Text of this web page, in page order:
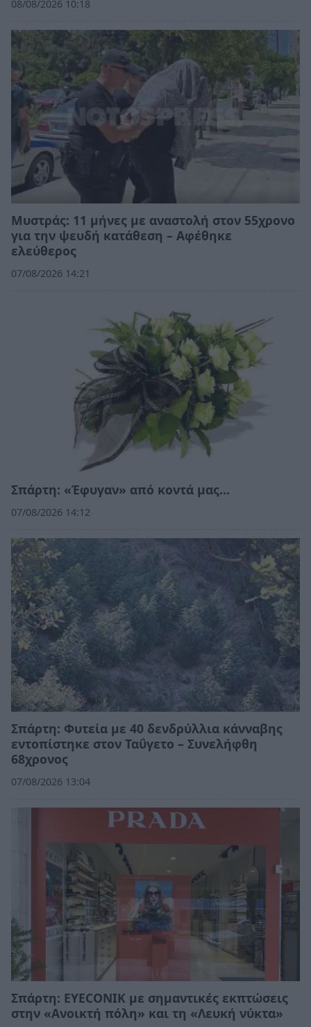
08/08/2026 10:18
Μυστράς: 11 μήνες με αναστολή στον 55χρονο
για την ψευδή κατάθεση – Αφέθηκε
ελεύθερος
07/08/2026 14:21
Σπάρτη: «Έφυγαν» από κοντά μας…
07/08/2026 14:12
Σπάρτη: Φυτεία με 40 δενδρύλλια κάνναβης
εντοπίστηκε στον Ταΰγετο – Συνελήφθη
68χρονος
07/08/2026 13:04
Σπάρτη: EYECONIK με σημαντικές εκπτώσεις
στην «Ανοικτή πόλη» και τη «Λευκή νύκτα»